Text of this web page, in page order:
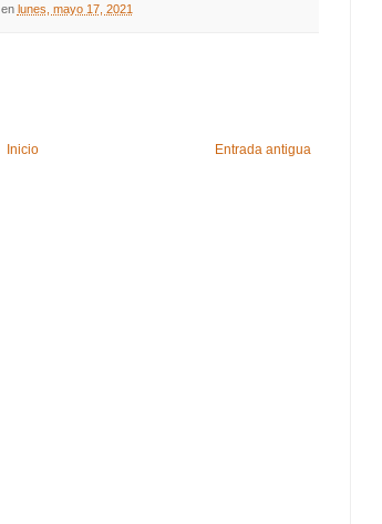
en lunes, mayo 17, 2021
Entrada antigua
Inicio